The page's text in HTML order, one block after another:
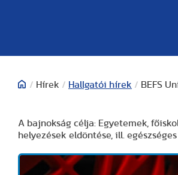
/ Hírek / Hallgatói hírek / BEFS
A bajnokság célja: Egyetemek,
helyezések eldöntése, ill.